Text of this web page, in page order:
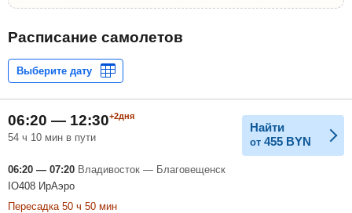
Расписание самолетов
06:20 — 12:30+2дня
54 ч 10 мин в пути
Найти
от 455 BYN
06:20 — 07:20 Владивосток — Благовещенск
IO408 ИрАэро
Пересадка 50 ч 50 мин